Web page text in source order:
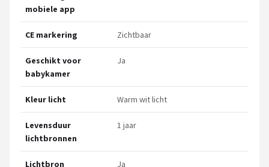
mobiele app
CE markering Zichtbaar
Geschikt voor
babykamer
Ja
Kleur licht Warm wit licht
Levensduur
lichtbronnen
1 jaar
Lichtbron
Ja